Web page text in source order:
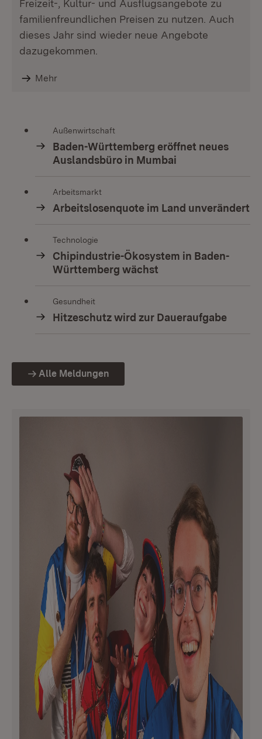
Freizeit-, Kultur- und Ausflugsangebote zu
familienfreundlichen Preisen zu nutzen. Auch
dieses Jahr sind wieder neue Angebote
dazugekommen.
Mehr
Außenwirtschaft
Baden-Württemberg eröffnet neues
Auslandsbüro in Mumbai
Arbeitsmarkt
Arbeitslosenquote im Land unverändert
Technologie
Chipindustrie-Ökosystem in Baden-
Württemberg wächst
Gesundheit
Hitzeschutz wird zur Daueraufgabe
Alle Meldungen